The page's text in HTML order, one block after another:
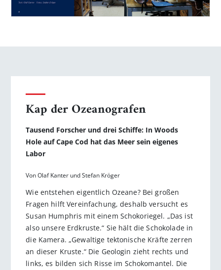
Kap der Ozeanografen
Tausend Forscher und drei Schiffe: In Woods
Hole auf Cape Cod hat das Meer sein eigenes
Labor
Von Olaf Kanter und Stefan Kröger
Wie entstehen eigentlich Ozeane? Bei großen
Fragen hilft Vereinfachung, deshalb versucht es
Susan Humphris mit einem Schokoriegel. „Das ist
also unsere Erdkruste.“ Sie hält die Schokolade in
die Kamera. „Gewaltige tektonische Kräfte zerren
an dieser Kruste.“ Die Geologin zieht rechts und
links, es bilden sich Risse im Schokomantel. Die